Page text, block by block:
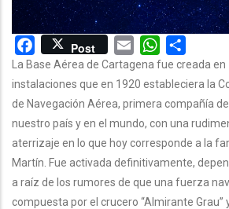
Facebook
Post Email WhatsApp
La Base Aérea de Cartagena fue creada
instalaciones que en 1920 estableciera la
de Navegación Aérea, primera compañía
nuestro país y en el mundo, con una
aterrizaje en lo que hoy corresponde a la
Martín. Fue activada definitivamente,
a raíz de los rumores de que una fuerza
compuesta por el crucero “Almirante Grau”